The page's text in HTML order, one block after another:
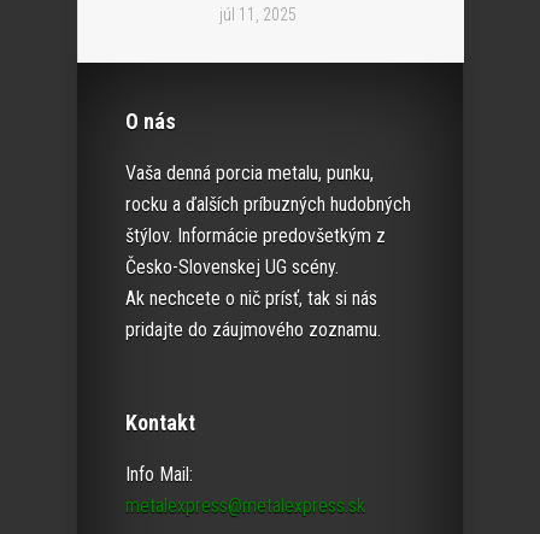
júl 11, 2025
O nás
Vaša denná porcia metalu, punku,
rocku a ďalších príbuzných hudobných
štýlov. Informácie predovšetkým z
Česko-Slovenskej UG scény.
Ak nechcete o nič prísť, tak si nás
pridajte do záujmového zoznamu.
Kontakt
Info Mail:
metalexpress@metalexpress.sk